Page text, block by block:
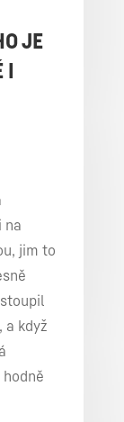
JE
na
jim to
a když
hodně